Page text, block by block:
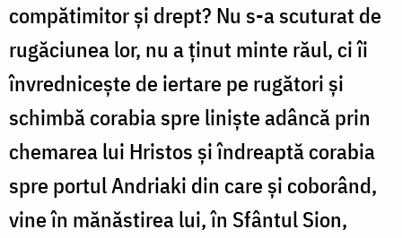
compătimitor și drept? Nu s-a scuturat de
rugăciunea lor, nu a ținut minte răul, ci îi
învrednicește de iertare pe rugători și
schimbă corabia spre liniște adâncă prin
chemarea lui Hristos și îndreaptă corabia
spre portul Andriaki din care și coborând,
vine în mănăstirea lui, în Sfântul Sion,